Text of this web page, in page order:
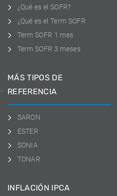
¿Qué es el SOFR?
¿Qué es el Term SOFR
Term SOFR 1 mes
Term SOFR 3 meses
MÁS TIPOS DE
REFERENCIA
SARON
ESTER
SONIA
TONAR
INFLACIÓN IPCA